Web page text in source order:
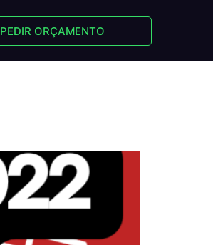
PEDIR ORÇAMENTO